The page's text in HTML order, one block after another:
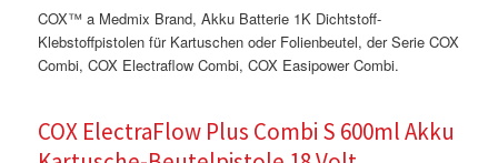
COX™ a Medmix Brand, Akku Batterie 1K Dichtstoff-
Klebstoffpistolen für Kartuschen oder Folienbeutel, der Serie COX
Combi, COX Electraflow Combi, COX Easipower Combi.
COX ElectraFlow Plus Combi S 600ml Akku